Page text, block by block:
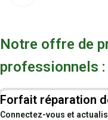
Notre offre de
professionnels :
Forfait réparation
Connectez-vous et